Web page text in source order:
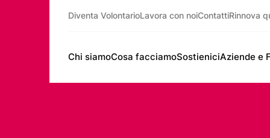
Chi siamoCosa facciamoSostieniciAziende e
Diventa VolontarioLavora con noiContattiRinnova